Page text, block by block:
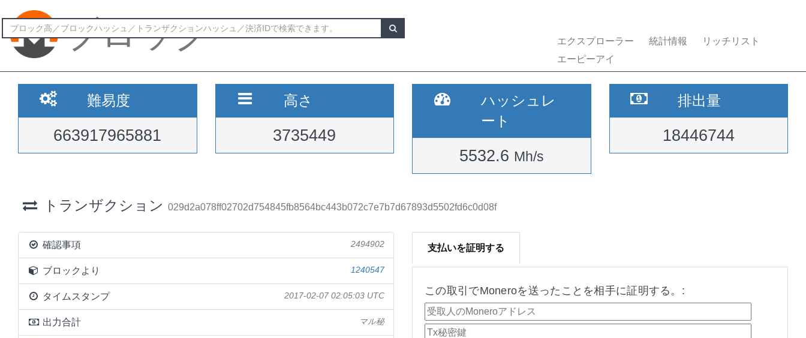
ブロック エクスプローラー 統計情報
リッチリスト
エーピーアイ
難易度
663917965881
高さ
3735449
ハッシュレ
ート
5532.6 Mh/s
排出量
18446744
トランザクション 029d2a078ff02702d754845fb8564bc443b072c7e7b7d67893d5502fd6c0d08f
確認事項 2494902
ブロックより 1240547
タイムスタンプ 2017-02-07 02:05:03 UTC
出力合計 マル秘
支払いを証明する
この取引でMoneroを送ったことを相手に証明する。: